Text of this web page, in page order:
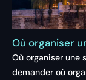
Où organiser
Où organiser une
demander où